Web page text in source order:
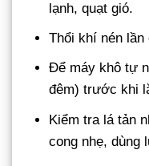
lạnh, quạt gió.
Thổi khí nén
Để máy khô tự
đêm) trước khi
Kiểm tra lá tản
cong nhẹ, dùng